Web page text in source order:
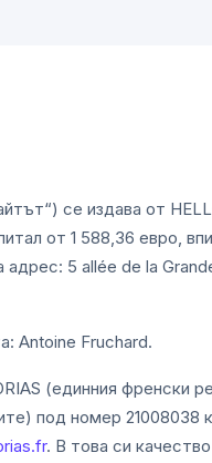
се издава от
от 1 588,36 евро,
5 allée de la
Antoine Fruchard.
(единния френски
под номер 21008038
. В това си